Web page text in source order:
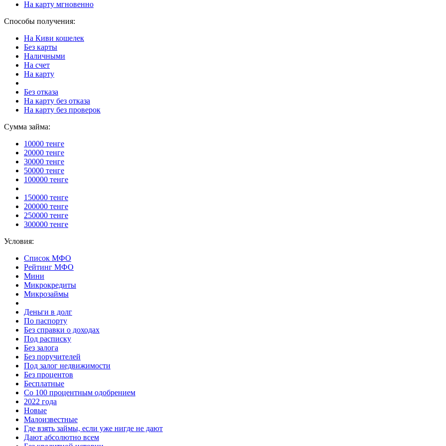
На карту мгновенно
Способы получения:
На Киви кошелек
Без карты
Наличными
На счет
На карту
Без отказа
На карту без отказа
На карту без проверок
Сумма займа:
10000 тенге
20000 тенге
30000 тенге
50000 тенге
100000 тенге
150000 тенге
200000 тенге
250000 тенге
300000 тенге
Условия:
Список МФО
Рейтинг МФО
Мини
Микрокредиты
Микрозаймы
Деньги в долг
По паспорту
Без справки о доходах
Под расписку
Без залога
Без поручителей
Под залог недвижимости
Без процентов
Бесплатные
Со 100 процентным одобрением
2022 года
Новые
Малоизвестные
Где взять займы, если уже нигде не дают
Дают абсолютно всем